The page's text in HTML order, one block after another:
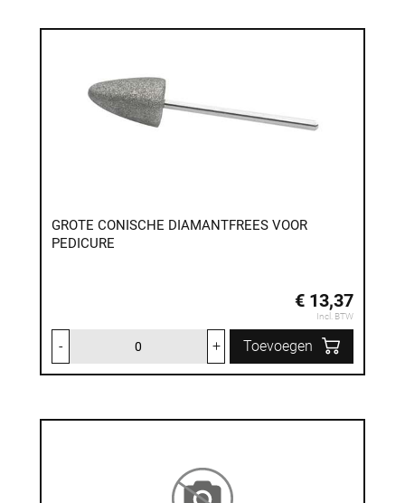
GROTE CONISCHE DIAMANTFREES VOOR
PEDICURE
€ 13,37
Incl. BTW
- + Toevoegen